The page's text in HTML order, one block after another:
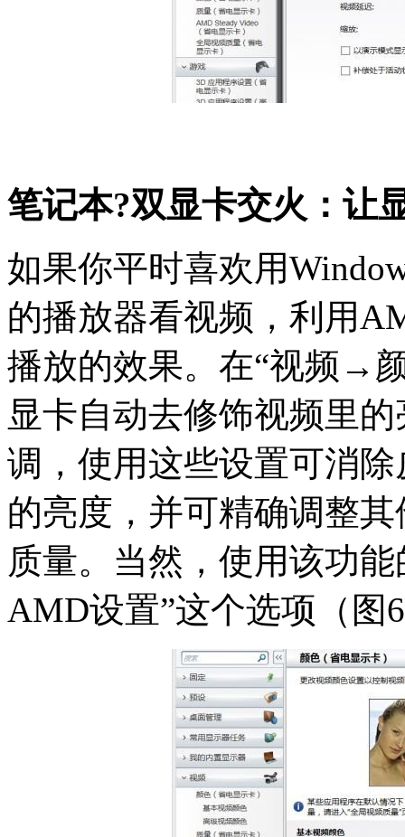
笔记本?双显卡交火：让
如果你平时喜欢用
的播放器看视频，利用
播放的效果。在“视频→
显卡自动去修饰视频里
调，使用这些设置可消
的亮度，并可精确调整
质量。当然，使用该功
AMD设置”这个选项（图